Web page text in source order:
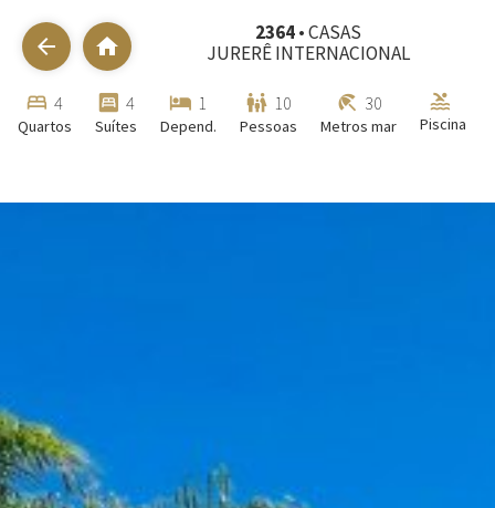
arrow_back home
2364• CASAS
JURERÊ INTERNACIONAL
bed 4
Quartos
bedroom_parent 4
Suítes
local_hotel 1
Depend.
family_restroom 10
Pessoas
beach_access 30
Metros mar
pool
Piscina